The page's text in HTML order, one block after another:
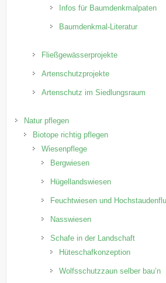
Infos für Baumdenkmalpaten
Baumdenkmal-Literatur
Fließgewässerprojekte
Artenschutzprojekte
Artenschutz im Siedlungsraum
Natur pflegen
Biotope richtig pflegen
Wiesenpflege
Bergwiesen
Hügellandswiesen
Feuchtwiesen und
Nasswiesen
Schafe in der Landschaft
Hüteschafkonzeption
Wolfsschutzzaun selber bau’n